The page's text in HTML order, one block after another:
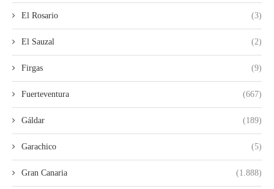
El Rosario (3)
El Sauzal (2)
Firgas (9)
Fuerteventura (667)
Gáldar (189)
Garachico (5)
Gran Canaria (1.888)